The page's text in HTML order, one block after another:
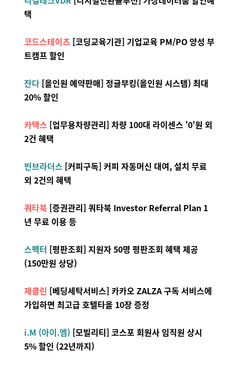
택
코드스테이츠 [코딩교육기관] 기업교육 PM/PO 양성 부
트캠프 할인
잔다[올인원 예약판매] 정글부킹(올인원 시스템) 최대
20% 할인
카택스 [업무용차량관리] 차량 100대 라이센스 '0'원 외
2건 혜택
빈브라더스 [커피구독] 커피 자동머신 대여, 설치 무료
외 2건의 혜택
쿼타북 [증권관리] 쿼타북 Investor Referral Plan 1
년 무료 이용 등
스펙터 [평판조회] 지원자 50명 평판조회 혜택 제공
(150만원 상당)
제클린 [베딩세탁서비스] 카카오 ZALZA 구독 서비스에
가입하면 최고급 호텔타올 10장 증정
i.M (아이.엠) [모빌리티] 코스포 회원사 임직원 상시
5% 할인 (22년까지)